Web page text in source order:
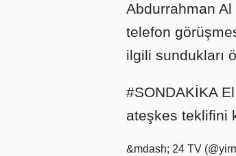
Abdurrahman Al
telefon
ilgili sundukları
#SONDAKİKAEl
ateşkes teklifini
&mdash; 24 TV